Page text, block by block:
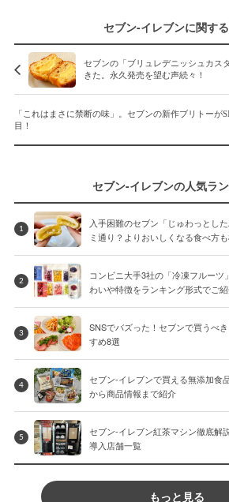
セブン-イレブンに関す
セブンの「ブリュレデニッシュカス
きた。永久発売を望む声続々！
「これはまさに禁断の味」。セブンの新作ブリトーが
目！
セブン-イレブンの人気ラ
1
入手困難のセブン「じゅわっとし
ミ通り？よりおいしくなる食べ方
2
コンビニ大手3社の「冷凍フルーツ
わいや特徴をランキング形式でご
3
SNSでバズった！セブンで買うべ
すめ8選
4
セブン-イレブンで買える無添加食
から商品情報まで紹介
5
セブン-イレブン紅茶マシン徹底解
導入店舗一覧
もっと見る